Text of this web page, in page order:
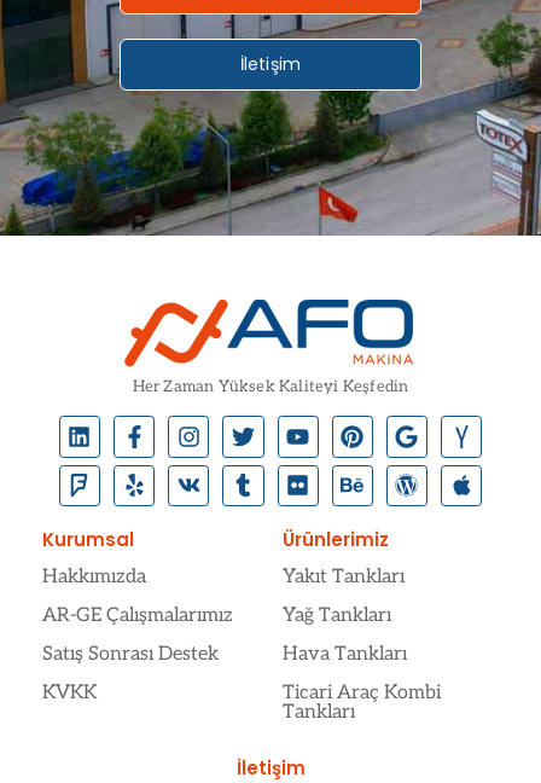
İletişim
Her Zaman Yüksek Kaliteyi Keşfedin
Kurumsal
Hakkımızda
AR-GE Çalışmalarımız
Satış Sonrası Destek
KVKK
Ürünlerimiz
Yakıt Tankları
Yağ Tankları
Hava Tankları
Ticari Araç Kombi
Tankları
İletişim